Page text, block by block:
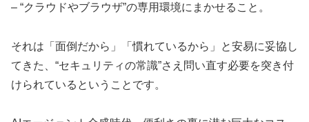
– “クラウドやブラウザ”の専用環境にまかせること。
それは「面倒だから」「慣れているから」と安易に妥協し
てきた、“セキュリティの常識”さえ問い直す必要を突き付
けられているということです。